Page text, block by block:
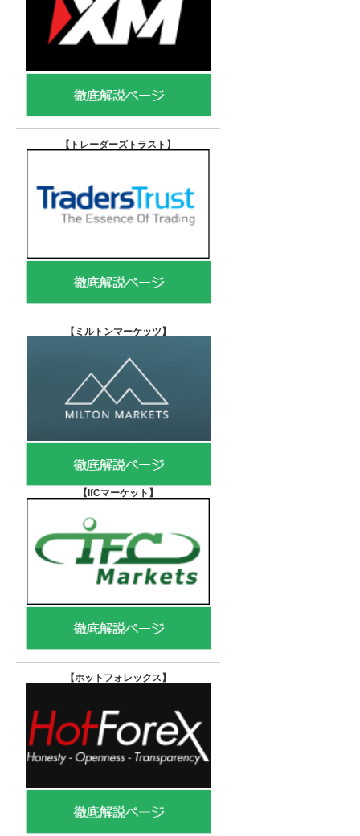
【トレーダーズトラスト 】
【 ミルトンマーケッツ】
【IfCマーケット 】
【ホットフォレックス】